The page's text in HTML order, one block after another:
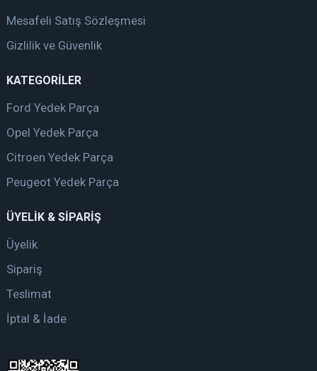
Mesafeli Satış Sözleşmesi
Gizlilik ve Güvenlik
KATEGORİLER
Ford Yedek Parça
Opel Yedek Parça
Citroen Yedek Parça
Peugeot Yedek Parça
ÜYELİK & SİPARİŞ
Üyelik
Sipariş
Teslimat
İptal & İade